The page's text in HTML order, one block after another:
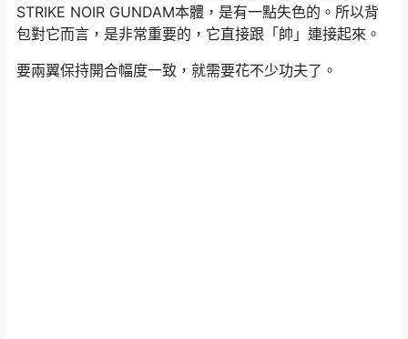
STRIKE NOIR GUNDAM本體，是有一點失色的。所以背
包對它而言，是非常重要的，它直接跟「帥」連接起來。
要兩翼保持開合幅度一致，就需要花不少功夫了。